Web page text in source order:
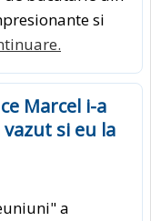
si
Marcel i-a
si eu la
a